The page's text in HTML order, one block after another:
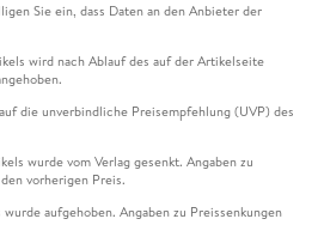
Sie ein, dass Daten an den Anbieter der
wird nach Ablauf des auf der Artikelseite
die unverbindliche Preisempfehlung (UVP) des
wurde vom Verlag gesenkt. Angaben zu
vorherigen Preis.
aufgehoben. Angaben zu Preissenkungen